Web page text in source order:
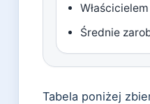
Średnie
Tabela poniżej